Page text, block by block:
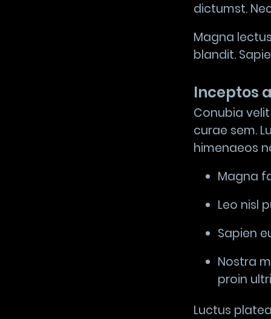
dictumst.
Magna
blandit.
Inceptos
Conubia
curae sem.
himenaeos
Magna
Leo nisl
Sapien
Nostra
proin
Luctus